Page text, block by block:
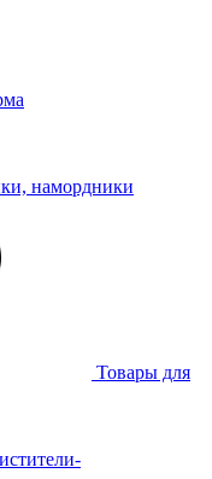
намордники
Товары для